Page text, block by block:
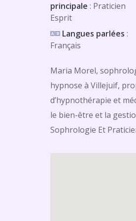
principale : Praticien
Esprit
Langues parlées :
Français
Maria Morel,
hypnose à Villejuif,
d’hypnothérapie et
le bien-être et la
Sophrologie Et